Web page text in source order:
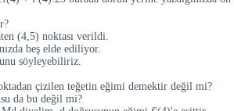
(4,5) noktası verildi.
beş elde ediliyor.
söyleyebiliriz.
çizilen teğetin eğimi demektir değil mi?
da bu değil mi?